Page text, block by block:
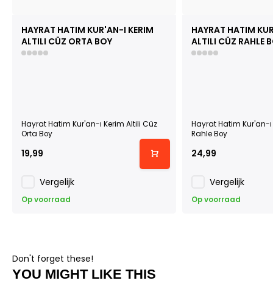
HAYRAT HATIM KUR'AN-I KERIM
ALTILI CÜZ ORTA BOY
Hayrat Hatim Kur'an-ı Kerim Altili Cüz
Orta Boy
19,99
Vergelijk
Op voorraad
HAYRAT HATIM
ALTILI CÜZ RAHLE
Hayrat Hatim Kur'an-ı
Rahle Boy
24,99
Vergelijk
Op voorraad
Don't forget these!
YOU MIGHT LIKE THIS